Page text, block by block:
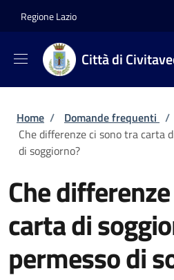
Regione Lazio
Città di
Briciole di pane
Home / Domande frequenti /
Che differenze ci sono tra carta
di soggiorno?
Che
carta di
permesso di